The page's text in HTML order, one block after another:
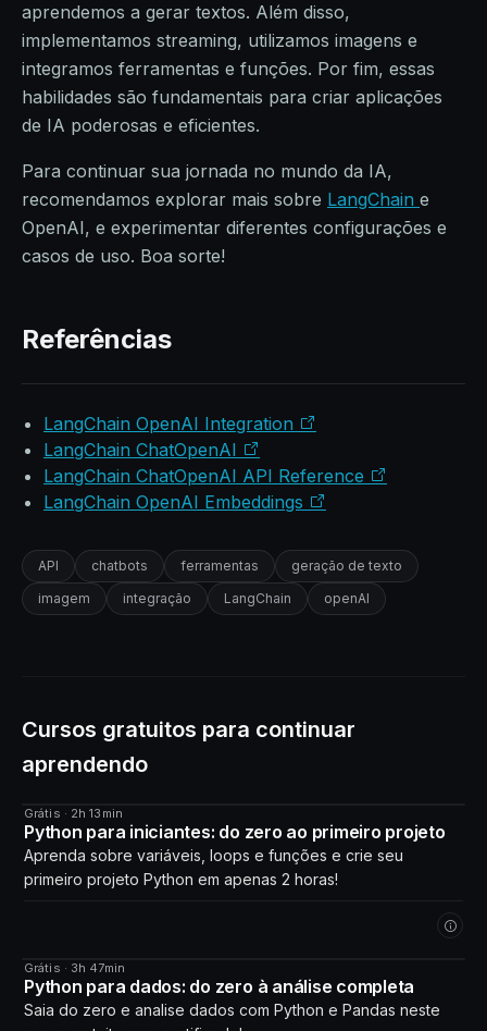
aprendemos a gerar textos. Além disso,
implementamos streaming, utilizamos imagens e
integramos ferramentas e funções. Por fim, essas
habilidades são fundamentais para criar aplicações
de IA poderosas e eficientes.
Para continuar sua jornada no mundo da IA,
recomendamos explorar mais sobre LangChain e
OpenAI, e experimentar diferentes configurações e
casos de uso. Boa sorte!
Referências
LangChain OpenAI Integration
LangChain ChatOpenAI
LangChain ChatOpenAI API Reference
LangChain OpenAI Embeddings
API chatbots ferramentas
geração de texto
imagem
integração LangChain openAI
Cursos gratuitos para continuar
aprendendo
CURSO
Grátis · 2h 13min
Python para iniciantes: do zero ao primeiro projeto
Aprenda sobre variáveis, loops e funções e crie seu
primeiro projeto Python em apenas 2 horas!
CURSO
Grátis · 3h 47min
Python para dados: do zero à análise completa
Saia do zero e analise dados com Python e Pandas neste